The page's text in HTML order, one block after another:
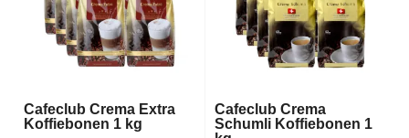
Cafeclub Crema Extra
Koffiebonen 1 kg
Cafeclub Crema
Schumli Koffiebonen 1